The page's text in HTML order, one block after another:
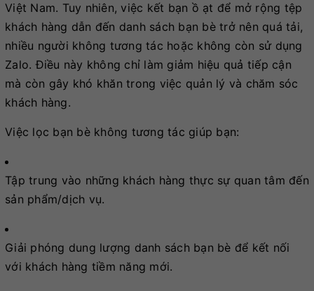
Việt Nam. Tuy nhiên, việc kết bạn ồ ạt để mở rộng tệp
khách hàng dẫn đến danh sách bạn bè trở nên quá tải,
nhiều người không tương tác hoặc không còn sử dụng
Zalo. Điều này không chỉ làm giảm hiệu quả tiếp cận
mà còn gây khó khăn trong việc quản lý và chăm sóc
khách hàng.
Việc lọc bạn bè không tương tác giúp bạn:
Tập trung vào những khách hàng thực sự quan tâm đến
sản phẩm/dịch vụ.
Giải phóng dung lượng danh sách bạn bè để kết nối
với khách hàng tiềm năng mới.